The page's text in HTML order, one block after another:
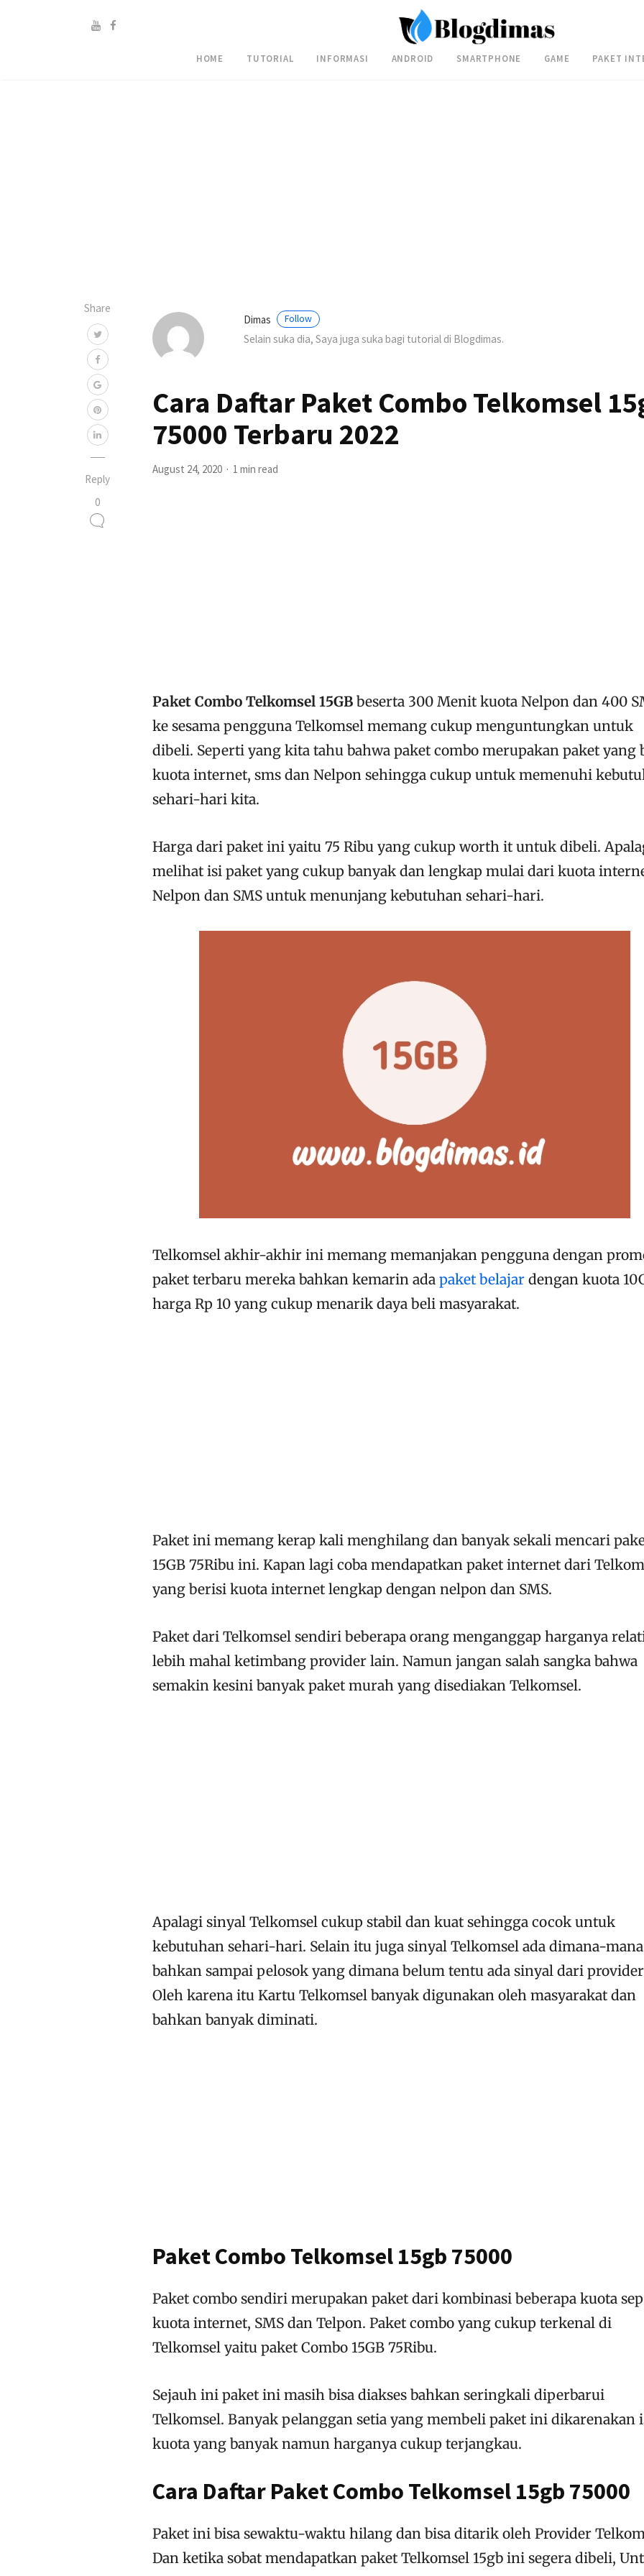
HOME TUTORIAL INFORMASI ANDROID SMARTPHONE GAME PAKET
Share
Reply
0
Dimas Follow
Selain suka dia, Saya juga suka bagi tutorial di Blogdimas.
Cara Daftar Paket Combo Telkomsel
75000 Terbaru 2022
August 24, 2020 1 min read
Paket Combo Telkomsel 15GB beserta 300 Menit kuota Nelpon dan 400
ke sesama pengguna Telkomsel memang cukup menguntungkan untuk
dibeli. Seperti yang kita tahu bahwa paket combo merupakan paket yang
kuota internet, sms dan Nelpon sehingga cukup untuk memenuhi
sehari-hari kita.
Harga dari paket ini yaitu 75 Ribu yang cukup worth it untuk dibeli.
melihat isi paket yang cukup banyak dan lengkap mulai dari kuota
Nelpon dan SMS untuk menunjang kebutuhan sehari-hari.
Telkomsel akhir-akhir ini memang memanjakan pengguna dengan
paket terbaru mereka bahkan kemarin ada paket belajar dengan kuota
harga Rp 10 yang cukup menarik daya beli masyarakat.
Paket ini memang kerap kali menghilang dan banyak sekali mencari
15GB 75Ribu ini. Kapan lagi coba mendapatkan paket internet dari
yang berisi kuota internet lengkap dengan nelpon dan SMS.
Paket dari Telkomsel sendiri beberapa orang menganggap harganya
lebih mahal ketimbang provider lain. Namun jangan salah sangka bahwa
semakin kesini banyak paket murah yang disediakan Telkomsel.
Apalagi sinyal Telkomsel cukup stabil dan kuat sehingga cocok untuk
kebutuhan sehari-hari. Selain itu juga sinyal Telkomsel ada dimana-mana
bahkan sampai pelosok yang dimana belum tentu ada sinyal dari
Oleh karena itu Kartu Telkomsel banyak digunakan oleh masyarakat dan
bahkan banyak diminati.
Paket Combo Telkomsel 15gb 75000
Paket combo sendiri merupakan paket dari kombinasi beberapa kuota
kuota internet, SMS dan Telpon. Paket combo yang cukup terkenal di
Telkomsel yaitu paket Combo 15GB 75Ribu.
Sejauh ini paket ini masih bisa diakses bahkan seringkali diperbarui
Telkomsel. Banyak pelanggan setia yang membeli paket ini dikarenakan
kuota yang banyak namun harganya cukup terjangkau.
Cara Daftar Paket Combo Telkomsel 15gb 75000
Paket ini bisa sewaktu-waktu hilang dan bisa ditarik oleh Provider
Dan ketika sobat mendapatkan paket Telkomsel 15gb ini segera dibeli,